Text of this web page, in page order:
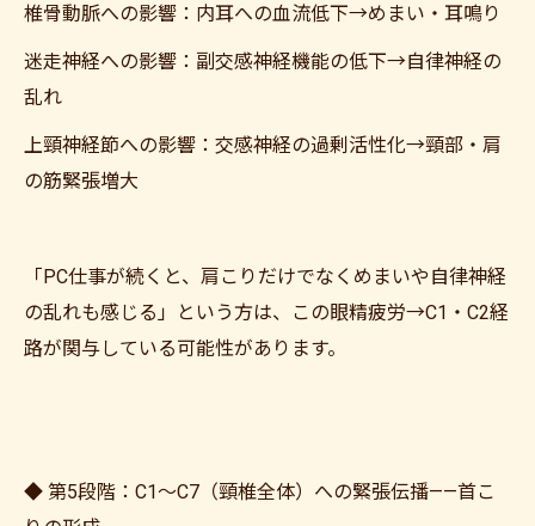
椎骨動脈への影響：内耳への血流低下→めまい・耳鳴り
迷走神経への影響：副交感神経機能の低下→自律神経の
乱れ
上頸神経節への影響：交感神経の過剰活性化→頸部・肩
の筋緊張増大
「PC仕事が続くと、肩こりだけでなくめまいや自律神経
の乱れも感じる」という方は、この眼精疲労→C1・C2経
路が関与している可能性があります。
◆ 第5段階：C1〜C7（頸椎全体）への緊張伝播——首こ